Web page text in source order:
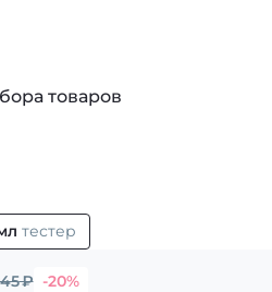
товаров
тестер
₽ -20%